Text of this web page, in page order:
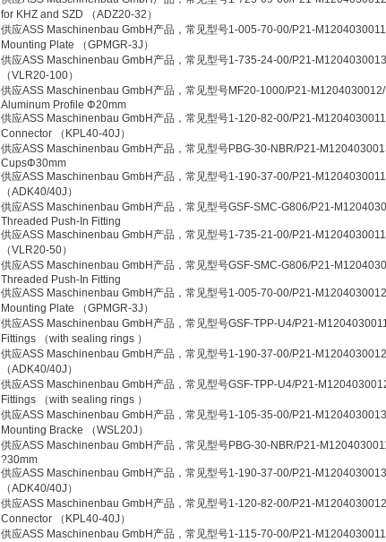
for KHZ and SZD （ADZ20-32）
供应ASS Maschinenbau GmbH产品，常见型号1-005-70-00/P21-
Mounting Plate （GPMGR-3J）
供应ASS Maschinenbau GmbH产品，常见型号1-735-24-00/P21-
（VLR20-100）
供应ASS Maschinenbau GmbH产品，常见型号MF20-1000/P21-
Aluminum Profile Φ20mm
供应ASS Maschinenbau GmbH产品，常见型号1-120-82-00/P21-
Connector （KPL40-40J）
供应ASS Maschinenbau GmbH产品，常见型号PBG-30-NBR/P21-
CupsΦ30mm
供应ASS Maschinenbau GmbH产品，常见型号1-190-37-00/P21-
（ADK40/40J）
供应ASS Maschinenbau GmbH产品，常见型号GSF-SMC-G806/P21-
Threaded Push-In Fitting
供应ASS Maschinenbau GmbH产品，常见型号1-735-21-00/P21-
（VLR20-50）
供应ASS Maschinenbau GmbH产品，常见型号GSF-SMC-G806/P21-
Threaded Push-In Fitting
供应ASS Maschinenbau GmbH产品，常见型号1-005-70-00/P21-
Mounting Plate （GPMGR-3J）
供应ASS Maschinenbau GmbH产品，常见型号GSF-TPP-U4/P21-
Fittings （with sealing rings ）
供应ASS Maschinenbau GmbH产品，常见型号1-190-37-00/P21-
（ADK40/40J）
供应ASS Maschinenbau GmbH产品，常见型号GSF-TPP-U4/P21-
Fittings （with sealing rings ）
供应ASS Maschinenbau GmbH产品，常见型号1-105-35-00/P21-
Mounting Bracke （WSL20J）
供应ASS Maschinenbau GmbH产品，常见型号PBG-30-NBR/P21-
?30mm
供应ASS Maschinenbau GmbH产品，常见型号1-190-37-00/P21-
（ADK40/40J）
供应ASS Maschinenbau GmbH产品，常见型号1-120-82-00/P21-
Connector （KPL40-40J）
供应ASS Maschinenbau GmbH产品，常见型号1-115-70-00/P21-